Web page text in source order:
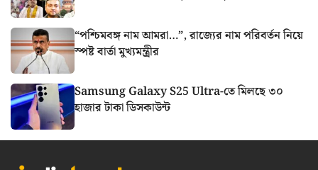
“পশ্চিমবঙ্গ নাম আমরা…”, রাজ্যের নাম পরিবর্তন নিয়ে
স্পষ্ট বার্তা মুখ্যমন্ত্রীর
Samsung Galaxy S25 Ultra-তে মিলছে ৩০
হাজার টাকা ডিসকাউন্ট